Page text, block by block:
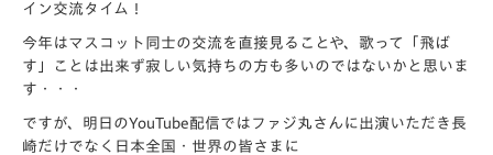
イン交流タイム！
今年はマスコット同士の交流を直接見ることや、歌って「飛ば
す」ことは出来ず寂しい気持ちの方も多いのではないかと思いま
す・・・
ですが、明日のYouTube配信ではファジ丸さんに出演いただき長
崎だけでなく日本全国・世界の皆さまに